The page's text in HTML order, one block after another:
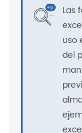
Las
uso
del